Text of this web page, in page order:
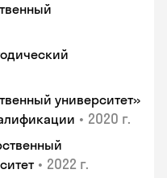
университет»
• 2020 г.
• 2022 г.